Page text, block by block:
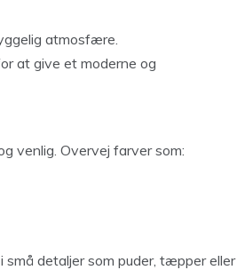
atmosfære.
at give et moderne og
venlig. Overvej farver som:
detaljer som puder, tæpper eller